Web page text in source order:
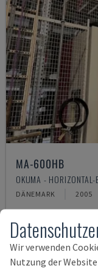
MA-600HB
OKUMA - HORIZONTAL-
DÄNEMARK 2005
Wir verwenden
Nutzung der